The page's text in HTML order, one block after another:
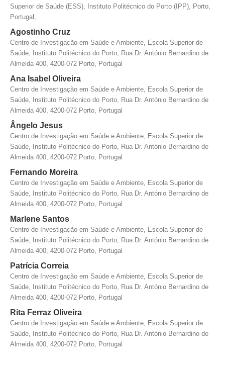
Superior de Saúde (ESS), Instituto Politécnico do Porto (IPP), Porto,
Portugal,
Agostinho Cruz
Centro de Investigação em Saúde e Ambiente, Escola Superior de
Saúde, Instituto Politécnico do Porto, Rua Dr. António Bernardino de
Almeida 400, 4200-072 Porto, Portugal
Ana Isabel Oliveira
Centro de Investigação em Saúde e Ambiente, Escola Superior de
Saúde, Instituto Politécnico do Porto, Rua Dr. António Bernardino de
Almeida 400, 4200-072 Porto, Portugal
Ângelo Jesus
Centro de Investigação em Saúde e Ambiente, Escola Superior de
Saúde, Instituto Politécnico do Porto, Rua Dr. António Bernardino de
Almeida 400, 4200-072 Porto, Portugal
Fernando Moreira
Centro de Investigação em Saúde e Ambiente, Escola Superior de
Saúde, Instituto Politécnico do Porto, Rua Dr. António Bernardino de
Almeida 400, 4200-072 Porto, Portugal
Marlene Santos
Centro de Investigação em Saúde e Ambiente, Escola Superior de
Saúde, Instituto Politécnico do Porto, Rua Dr. António Bernardino de
Almeida 400, 4200-072 Porto, Portugal
Patrícia Correia
Centro de Investigação em Saúde e Ambiente, Escola Superior de
Saúde, Instituto Politécnico do Porto, Rua Dr. António Bernardino de
Almeida 400, 4200-072 Porto, Portugal
Rita Ferraz Oliveira
Centro de Investigação em Saúde e Ambiente, Escola Superior de
Saúde, Instituto Politécnico do Porto, Rua Dr. António Bernardino de
Almeida 400, 4200-072 Porto, Portugal